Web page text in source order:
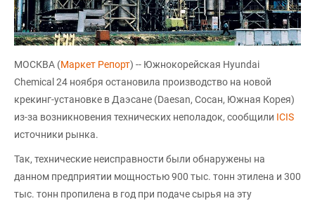
МОСКВА (Маркет Репорт) -- Южнокорейская Hyundai
Chemical 24 ноября остановила производство на новой
крекинг-установке в Даэсане (Daesan, Сосан, Южная Корея)
из-за возникновения технических неполадок, сообщили ICIS
источники рынка.
Так, технические неисправности были обнаружены на
данном предприятии мощностью 900 тыс. тонн этилена и 300
тыс. тонн пропилена в год при подаче сырья на эту